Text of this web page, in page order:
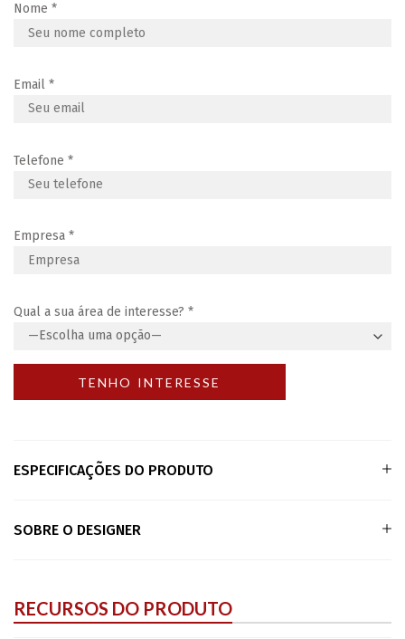
Nome *
Email *
Telefone *
Empresa *
Qual a sua área de interesse? *
ESPECIFICAÇÕES DO PRODUTO
SOBRE O DESIGNER
RECURSOS DO PRODUTO